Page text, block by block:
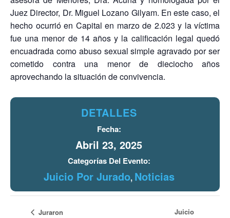
Juez Director, Dr. Miguel Lozano Gilyam. En este caso, el
hecho ocurrió en Capital en marzo de 2.023 y la víctima
fue una menor de 14 años y la calificación legal quedó
encuadrada como abuso sexual simple agravado por ser
cometido contra una menor de dieciocho años
aprovechando la situación de convivencia.
DETALLES
Fecha:
Abril 23, 2025
Categorías Del Evento:
Juicio Por Jurado, Noticias
Juraron
Juicio